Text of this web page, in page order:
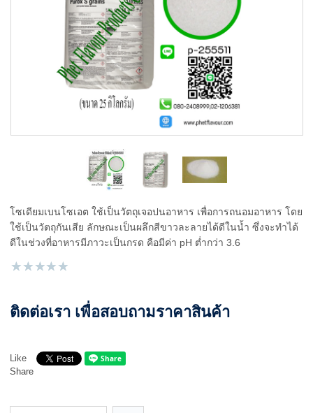
ขั้นตอนการสั่งซื้อ
แจ้งชำระเงิน
โซเดียมเบนโซเอต ใช้เป็นวัตถุเจอปนอาหาร เพื่อการถนอมอาหาร โดย
ใช้เป็นวัตถุกันเสีย ลักษณะเป็นผลึกสีขาวละลายได้ดีในน้ำ ซึ่งจะทำได้
ดีในช่วงที่อาหารมีภาวะเป็นกรด คือมีค่า pH ต่ำกว่า 3.6
ติดต่อเรา เพื่อสอบถามราคาสินค้า
Like
Share